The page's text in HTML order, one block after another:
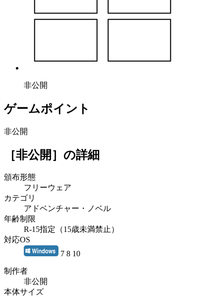
非公開
ゲームポイント
非公開
［非公開］ の詳細
頒布形態
フリーウェア
カテゴリ
アドベンチャー・ノベル
年齢制限
R-15指定（15歳未満禁止）
対応OS
7 8 10
制作者
非公開
本体サイズ